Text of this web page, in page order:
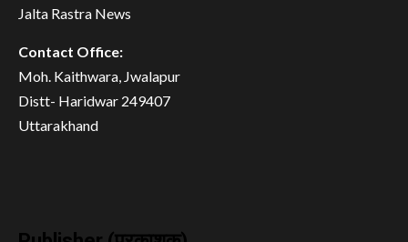
Jalta Rastra News
Contact Office:
Moh. Kaithwara, Jwalapur
Distt- Haridwar 249407
Uttarakhand